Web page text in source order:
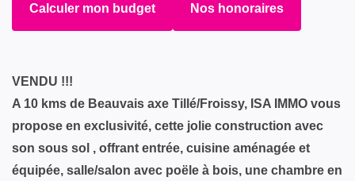
Calculer mon budget Nos honoraires
VENDU !!!
A 10 kms de Beauvais axe Tillé/Froissy, ISA IMMO vous
propose en exclusivité, cette jolie construction avec
son sous sol , offrant entrée, cuisine aménagée et
équipée, salle/salon avec poële à bois, une chambre en